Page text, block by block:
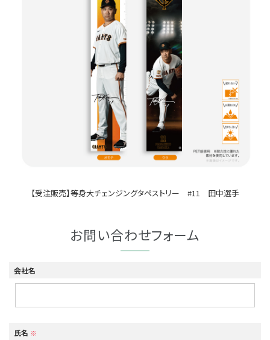
【受注販売】等身大チェンジングタペストリー #11 田中選手
お問い合わせフォーム
会社名
氏名 ※